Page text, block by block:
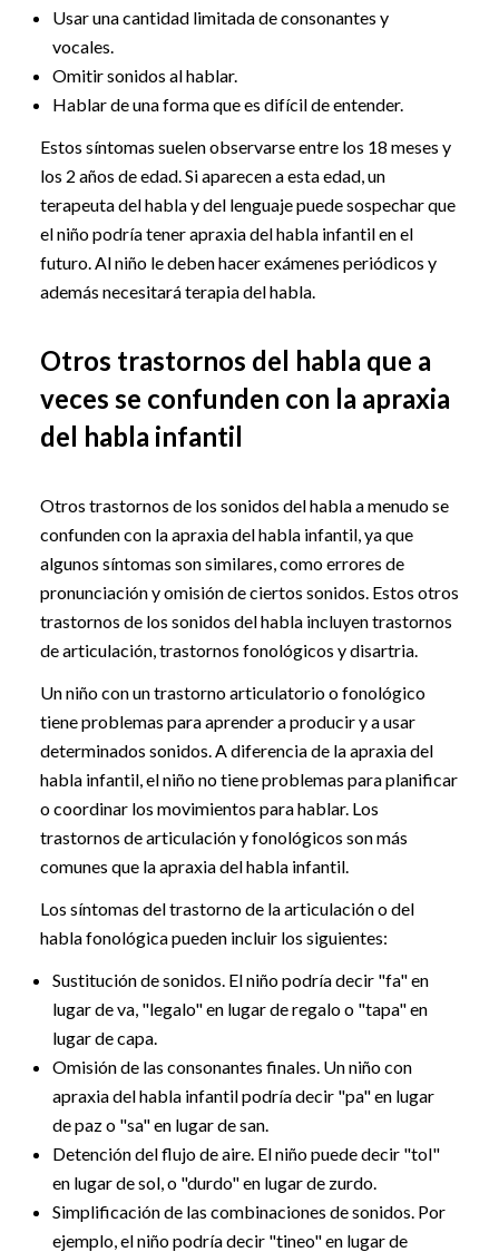
Usar una cantidad limitada de consonantes y
vocales.
Omitir sonidos al hablar.
Hablar de una forma que es difícil de entender.
Estos síntomas suelen observarse entre los 18 meses y
los 2 años de edad. Si aparecen a esta edad, un
terapeuta del habla y del lenguaje puede sospechar que
el niño podría tener apraxia del habla infantil en el
futuro. Al niño le deben hacer exámenes periódicos y
además necesitará terapia del habla.
Otros trastornos del habla que a
veces se confunden con la apraxia
del habla infantil
Otros trastornos de los sonidos del habla a menudo se
confunden con la apraxia del habla infantil, ya que
algunos síntomas son similares, como errores de
pronunciación y omisión de ciertos sonidos. Estos otros
trastornos de los sonidos del habla incluyen trastornos
de articulación, trastornos fonológicos y disartria.
Un niño con un trastorno articulatorio o fonológico
tiene problemas para aprender a producir y a usar
determinados sonidos. A diferencia de la apraxia del
habla infantil, el niño no tiene problemas para planificar
o coordinar los movimientos para hablar. Los
trastornos de articulación y fonológicos son más
comunes que la apraxia del habla infantil.
Los síntomas del trastorno de la articulación o del
habla fonológica pueden incluir los siguientes:
Sustitución de sonidos. El niño podría decir "fa" en
lugar de va, "legalo" en lugar de regalo o "tapa" en
lugar de capa.
Omisión de las consonantes finales. Un niño con
apraxia del habla infantil podría decir "pa" en lugar
de paz o "sa" en lugar de san.
Detención del flujo de aire. El niño puede decir "tol"
en lugar de sol, o "durdo" en lugar de zurdo.
Simplificación de las combinaciones de sonidos. Por
ejemplo, el niño podría decir "tineo" en lugar de